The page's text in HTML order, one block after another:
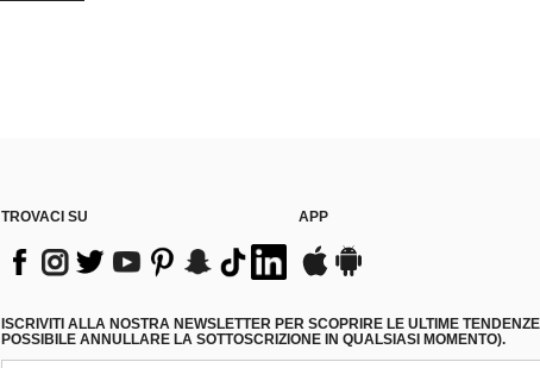
TROVACI SU APP
ISCRIVITI ALLA NOSTRA NEWSLETTER PER SCOPRIRE LE ULTIME
POSSIBILE ANNULLARE LA SOTTOSCRIZIONE IN QUALSIASI MOMENTO).